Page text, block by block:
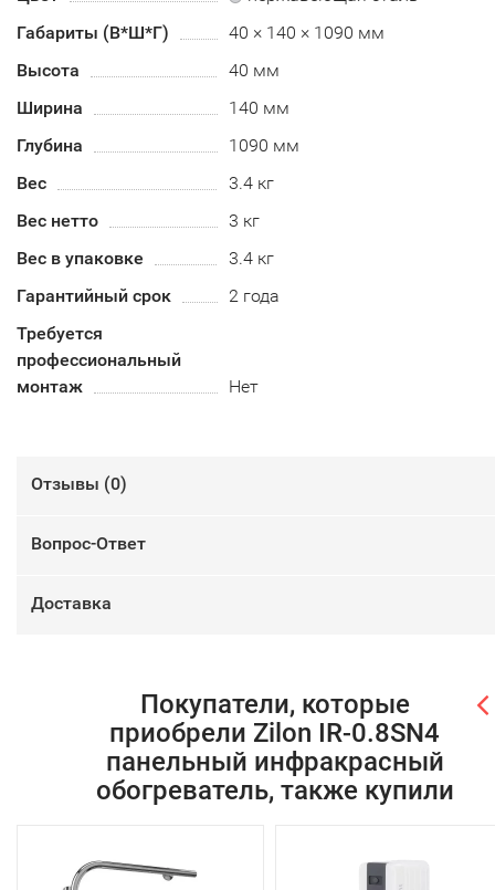
Габариты (В*Ш*Г)
40 × 140 × 1090 мм
Высота
40 мм
Ширина
140 мм
Глубина
1090 мм
Вес
3.4 кг
Вес нетто
3 кг
Вес в упаковке
3.4 кг
Гарантийный срок
2 года
Требуется
профессиональный
монтаж
Нет
Отзывы (0)
Вопрос-Ответ
Доставка
Покупатели, которые
приобрели Zilon IR-0.8SN4
панельный инфракрасный
обогреватель, также купили